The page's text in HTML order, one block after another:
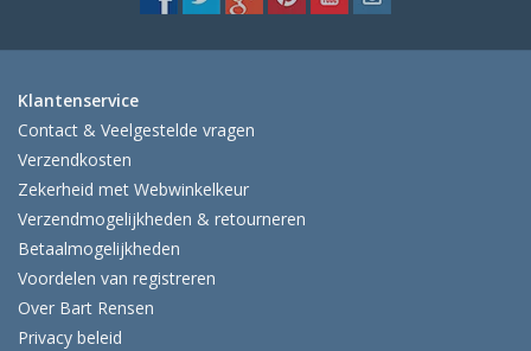
Klantenservice
Contact & Veelgestelde vragen
Verzendkosten
Zekerheid met Webwinkelkeur
Verzendmogelijkheden & retourneren
Betaalmogelijkheden
Voordelen van registreren
Over Bart Rensen
Privacy beleid